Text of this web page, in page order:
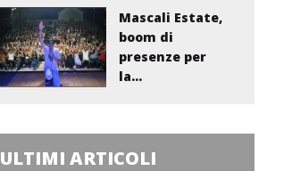
Mascali Estate,
boom di
presenze per
la...
ULTIMI ARTICOLI